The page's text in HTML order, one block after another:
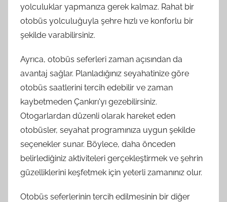
yolculuklar yapmanıza gerek kalmaz. Rahat bir
otobüs yolculuğuyla şehre hızlı ve konforlu bir
şekilde varabilirsiniz.
Ayrıca, otobüs seferleri zaman açısından da
avantaj sağlar. Planladığınız seyahatinize göre
otobüs saatlerini tercih edebilir ve zaman
kaybetmeden Çankırı'yı gezebilirsiniz.
Otogarlardan düzenli olarak hareket eden
otobüsler, seyahat programınıza uygun şekilde
seçenekler sunar. Böylece, daha önceden
belirlediğiniz aktiviteleri gerçekleştirmek ve şehrin
güzelliklerini keşfetmek için yeterli zamanınız olur.
Otobüs seferlerinin tercih edilmesinin bir diğer